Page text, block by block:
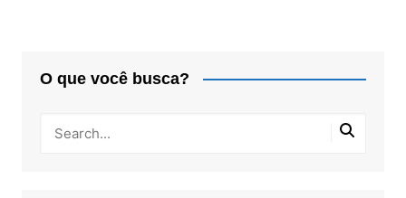
O que você busca?